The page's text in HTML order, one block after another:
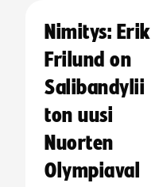
Nimitys: Erik
Frilund on
Salibandylii
ton uusi
Nuorten
Olympiaval